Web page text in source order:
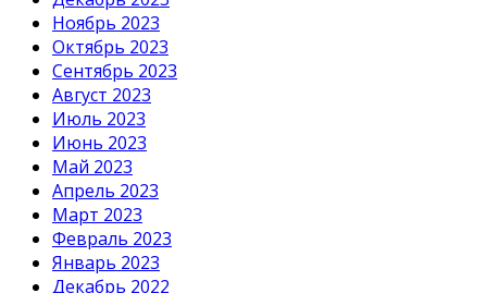
Ноябрь 2023
Октябрь 2023
Сентябрь 2023
Август 2023
Июль 2023
Июнь 2023
Май 2023
Апрель 2023
Март 2023
Февраль 2023
Январь 2023
Декабрь 2022